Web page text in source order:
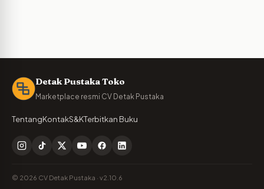
Detak Pustaka Toko
Marketplace resmi CV Detak Pustaka
TentangKontakS&KTerbitkan Buku
© 2026 CV Detak Pustaka · v2.10.6